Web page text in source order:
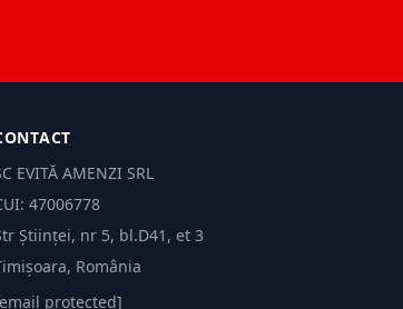
EVITĂ AMENZI SRL
47006778
Științei, nr 5, bl.D41, et 3
România
protected]